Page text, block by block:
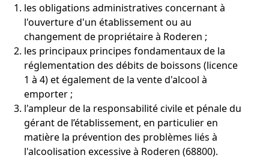
les obligations administratives concernant à
l'ouverture d'un établissement ou au
changement de propriétaire à Roderen ;
les principaux principes fondamentaux de la
réglementation des débits de boissons (licence
1 à 4) et également de la vente d'alcool à
emporter ;
l'ampleur de la responsabilité civile et pénale du
gérant de l’établissement, en particulier en
matière la prévention des problèmes liés à
l'alcoolisation excessive à Roderen (68800).